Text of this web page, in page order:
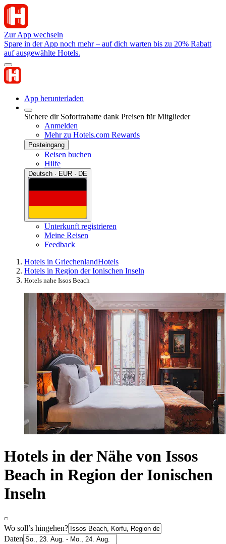
Zur App wechseln
Spare in der App noch mehr – auf dich warten bis zu 20% Rabatt
auf ausgewählte Hotels.
App herunterladen
Sichere dir Sofortrabatte dank Preisen für Mitglieder
Anmelden
Mehr zu Hotels.com Rewards
Posteingang
Reisen buchen
Hilfe
Deutsch · EUR · DE
Unterkunft registrieren
Meine Reisen
Feedback
Hotels in GriechenlandHotels
Hotels in Region der Ionischen Inseln
Hotels nahe Issos Beach
Hotels in der Nähe von Issos
Beach in Region der Ionischen
Inseln
Wo soll’s hingehen?
Daten